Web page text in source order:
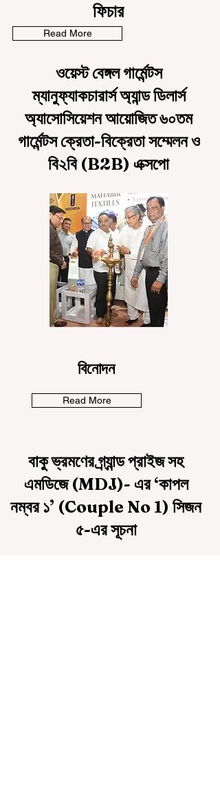
ফিচার
Read More
ওয়েস্ট বেঙ্গল গার্মেন্টস
ম্যানুফ্যাকচারার্স অ্যান্ড ডিলার্স
অ্যাসোসিয়েশন আয়োজিত ৬০তম
গার্মেন্টস ক্রেতা-বিক্রেতা সম্মেলন ও
বি২বি (B2B) এক্সপো
ফিচার
বিনোদন
Read More
বাকু ভ্রমণের গ্র্যান্ড প্রাইজ সহ
এমডিজে (MDJ)- এর ‘কাপল
নম্বর ১’ (Couple No 1) সিজন
৫-এর সূচনা